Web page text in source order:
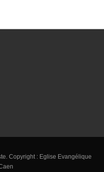
Copyright : Eglise Evangélique